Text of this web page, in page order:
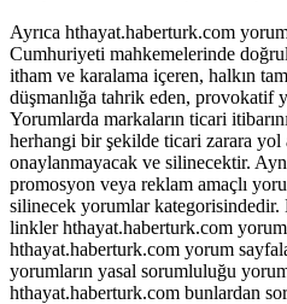
Ayrıca hthayat.haberturk.com
Cumhuriyeti mahkemelerinde
itham ve karalama içeren, halkın
düşmanlığa tahrik eden, provokatif
Yorumlarda markaların ticari
herhangi bir şekilde ticari zarara
onaylanmayacak ve silinecektir.
promosyon veya reklam amaçlı
silinecek yorumlar kategorisindedir.
linkler hthayat.haberturk.com yorum
hthayat.haberturk.com yorum
yorumların yasal sorumluluğu
hthayat.haberturk.com bunlardan